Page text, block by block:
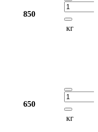
850
кг
650
кг